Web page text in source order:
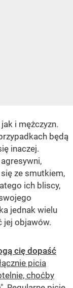
i mężczyzn.
będą
inaczej.
ze smutkiem,
ich bliscy,
jednak wielu
jej objawów.
cię dopaść
picia
choćby